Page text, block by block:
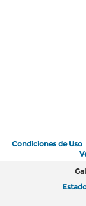
Condiciones de Uso